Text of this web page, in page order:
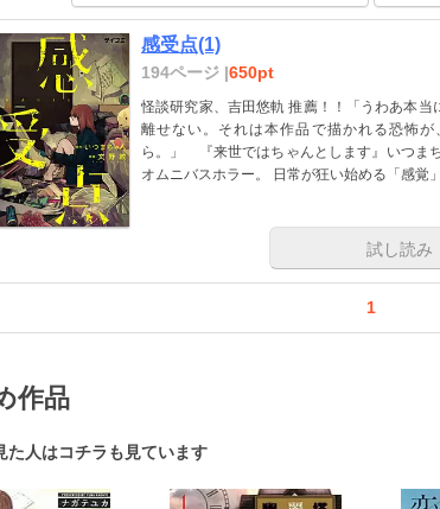
感受点(1)
194ページ |650pt
怪談研究家、吉田悠軌 推薦！！「うわあ本
離せない。それは本作品で描かれる恐怖
ら。」 『来世ではちゃんとします』いつま
オムニバスホラー。 日常が狂い始める「感覚
試し読み
1
作品
た人はコチラも見ています